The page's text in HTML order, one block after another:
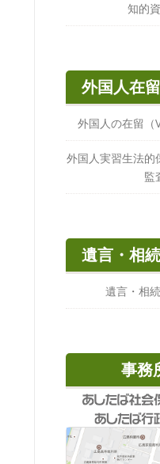
知的
外国人在
外国人の在留（
外国人実習生法的
監
遺言・相
遺言・相
事務